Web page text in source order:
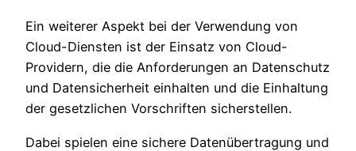
Ein weiterer Aspekt bei der Verwendung von
Cloud-Diensten ist der Einsatz von Cloud-
Providern, die die Anforderungen an Datenschutz
und Datensicherheit einhalten und die Einhaltung
der gesetzlichen Vorschriften sicherstellen.
Dabei spielen eine sichere Datenübertragung und